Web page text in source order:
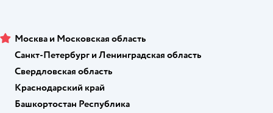
Москва и Московская область
Санкт-Петербург и Ленинградская область
Свердловская область
Краснодарский край
Башкортостан Республика